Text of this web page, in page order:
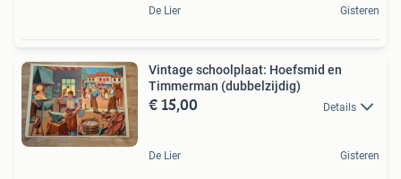
De Lier Gisteren
Vintage schoolplaat: Hoefsmid en
Timmerman (dubbelzijdig)
€ 15,00 Details
De Lier Gisteren